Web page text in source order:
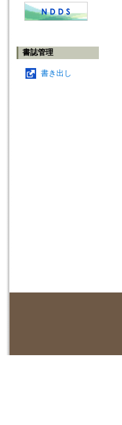
書誌管理
書き出し